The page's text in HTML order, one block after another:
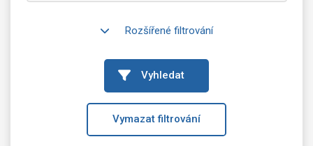
Rozšířené filtrování
Vyhledat
Vymazat filtrování